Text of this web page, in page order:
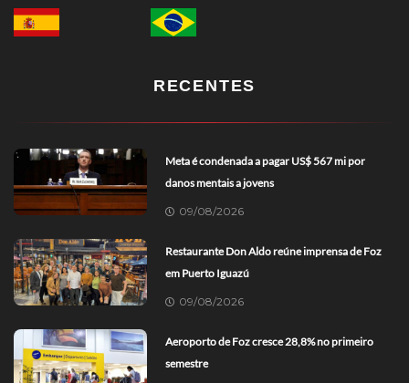
RECENTES
Meta é condenada a pagar US$ 567 mi por
danos mentais a jovens
09/08/2026
Restaurante Don Aldo reúne imprensa de Foz
em Puerto Iguazú
09/08/2026
Aeroporto de Foz cresce 28,8% no primeiro
semestre